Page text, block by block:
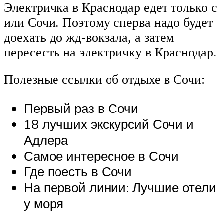
Электричка в Краснодар едет только с
или Сочи. Поэтому сперва надо будет
доехать до жд-вокзала, а затем
пересесть на электричку в Краснодар.
Полезные ссылки об отдыхе в Сочи:
Первый раз в Сочи
18 лучших экскурсий Сочи и
Адлера
Самое интересное в Сочи
Где поесть в Сочи
На первой линии: Лучшие отели
у моря